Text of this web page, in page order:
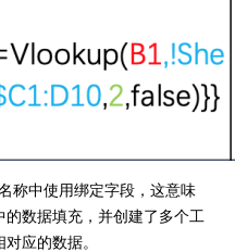
称中使用绑定字段，这意味
数据填充，并创建了多个工
应的数据。